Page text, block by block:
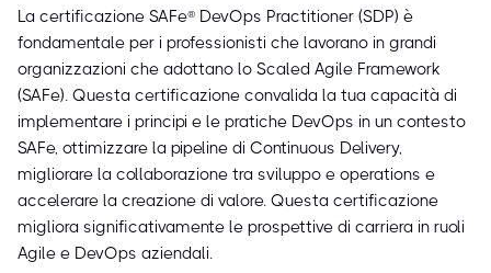
La certificazione SAFe® DevOps Practitioner (SDP) è
fondamentale per i professionisti che lavorano in grandi
organizzazioni che adottano lo Scaled Agile Framework
(SAFe). Questa certificazione convalida la tua capacità di
implementare i principi e le pratiche DevOps in un contesto
SAFe, ottimizzare la pipeline di Continuous Delivery,
migliorare la collaborazione tra sviluppo e operations e
accelerare la creazione di valore. Questa certificazione
migliora significativamente le prospettive di carriera in ruoli
Agile e DevOps aziendali.